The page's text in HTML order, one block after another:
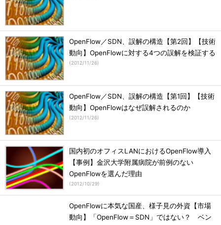
OpenFlow／SDN、誤解の構造【第2回】【技術
動向】OpenFlowに対する4つの誤解を検証する
(2012/11/26)
OpenFlow／SDN、誤解の構造【第1回】【技術
動向】OpenFlowはなぜ誤解されるのか
(2012/11/26)
国内初のオフィスLANにおけるOpenFlow導入
【事例】金沢大学附属病院が前例のない
OpenFlowを選んだ理由
(2012/10/29)
OpenFlowに本気な国産、様子見の外資【市場
動向】「OpenFlow＝SDN」ではない？ ベン